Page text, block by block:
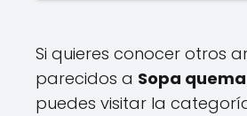
Si quieres conocer otros
parecidos a Sopa
puedes visitar la